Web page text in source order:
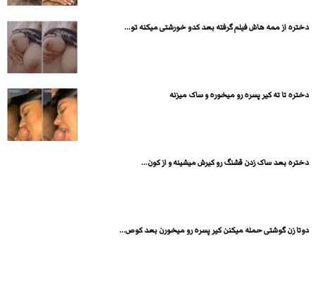
دختره از ممه هاش فیلم گرفته بعد کدو خورشتی میکنه تو...
دختره تا ته کیر پسره رو میخوره و ساک میزنه
دختره بعد ساک زدن قشنگ رو کیرش میشینه و از کون...
دوتا زن گوشتی حمله میکنن کیر پسره رو میخورن بعد کوص...